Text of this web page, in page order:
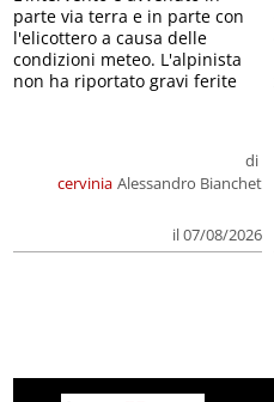
cervinia
di
Alessandro Bianchet
il 07/08/2026
parte via terra e in parte con
l'elicottero a causa delle
condizioni meteo. L'alpinista
non ha riportato gravi ferite